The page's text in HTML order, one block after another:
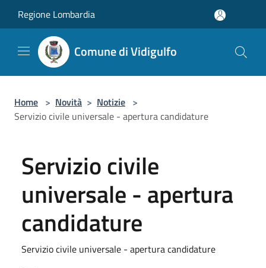
Regione Lombardia
Comune di Vidigulfo
Home > Novità > Notizie >
Servizio civile universale - apertura candidature
Servizio civile
universale - apertura
candidature
Servizio civile universale - apertura candidature